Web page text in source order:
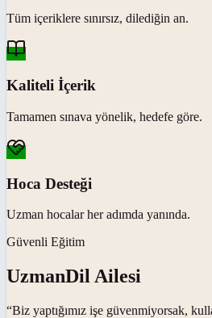
Tüm içeriklere sınırsız, dilediğin an.
Kaliteli İçerik
Tamamen sınava yönelik, hedefe göre.
Hoca Desteği
Uzman hocalar her adımda yanında.
Güvenli Eğitim
UzmanDil Ailesi
“Biz yaptığımız işe güvenmiyorsak,